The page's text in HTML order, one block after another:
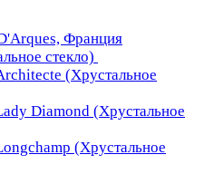
Франция
стекло)
(Хрустальное
Diamond (Хрустальное
(Хрустальное